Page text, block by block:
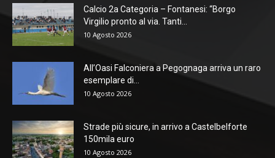
Calcio 2a Categoria – Fontanesi: “Borgo
Virgilio pronto al via. Tanti...
10 Agosto 2026
All’Oasi Falconiera a Pegognaga arriva un raro
esemplare di...
10 Agosto 2026
Strade più sicure, in arrivo a Castelbelforte
150mila euro
10 Agosto 2026